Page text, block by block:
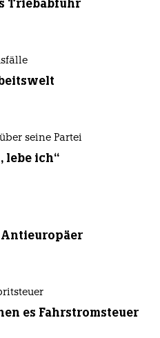
Triebabfuhr
seine Partei
lebe ich“
Antieuropäer
es Fahrstromsteuer